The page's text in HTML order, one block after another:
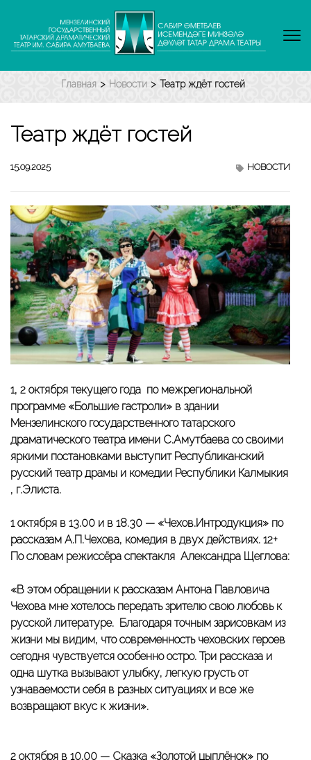
содержимому
Enter)
Главная > Новости > Театр ждёт гостей
Театр ждёт гостей
15.09.2025 НОВОСТИ
1, 2 октября текущего года по межрегиональной
программе «Большие гастроли» в здании
Мензелинского государственного татарского
драматического театра имени С.Амутбаева со своими
яркими постановками выступит Республиканский
русский театр драмы и комедии Республики Калмыкия
, г.Элиста.
1 октября в 13.00 и в 18.30 — «Чехов.Интродукция» по
рассказам А.П.Чехова, комедия в двух действиях. 12+
По словам режиссёра спектакля Александра Щеглова:
«В этом обращении к рассказам Антона Павловича
Чехова мне хотелось передать зрителю свою любовь к
русской литературе. Благодаря точным зарисовкам из
жизни мы видим, что современность чеховских героев
сегодня чувствуется особенно остро. Три рассказа и
одна шутка вызывают улыбку, легкую грусть от
узнаваемости себя в разных ситуациях и все же
возвращают вкус к жизни».
2 октября в 10.00 — Сказка «Золотой цыплёнок» по